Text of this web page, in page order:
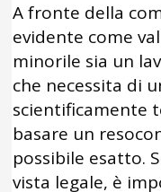
A fronte della
evidente come
minorile sia un
che necessita di
scientificamente
basare un
possibile esatto.
vista legale, è